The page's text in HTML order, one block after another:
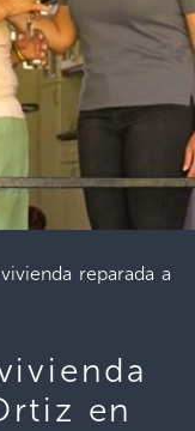
reparada a
en